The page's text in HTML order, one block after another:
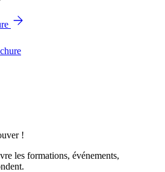
!
les formations, événements,